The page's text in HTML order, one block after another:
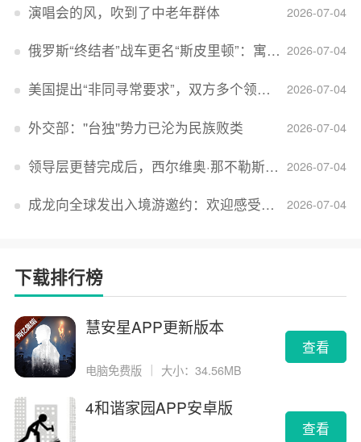
2026-07-04
演唱会的风，吹到了中老年群体
2026-07-04
俄罗斯“终结者”战车更名“斯皮里顿”：寓意强大可靠，彰显俄精神力量
2026-07-04
美国提出“非同寻常要求”，双方多个领域分歧依旧，印美贸易谈判进入“关键阶段”
2026-07-04
外交部：''台独''势力已沦为民族败类
2026-07-04
领导层更替完成后，西尔维奥·那不勒斯出任Lucid首席执行官
2026-07-04
成龙向全球发出入境游邀约：欢迎感受无滤镜的真实中国
下载排行榜
慧安星APP更新版本
电脑免费版 ｜ 大小：34.56MB
查看
4和谐家园APP安卓版
查看